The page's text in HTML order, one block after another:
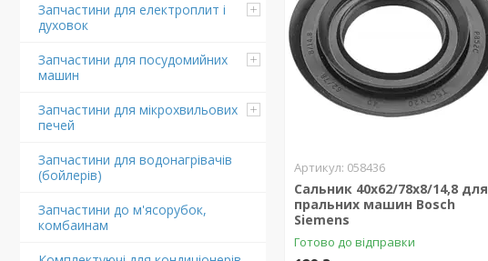
Запчастини для електроплит і
духовок
Запчастини для посудомийних
машин
Запчастини для мікрохвильових
печей
Запчастини для водонагрівачів
(бойлерів)
Запчастини до м'ясорубок,
комбаинам
058436
Сальник 40x62/78x8/14,8 для
пральних машин Bosch
Siemens
Готово до відправки